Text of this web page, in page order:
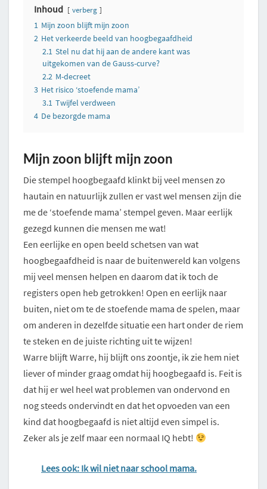
Inhoud verberg
1 Mijn zoon blijft mijn zoon
2 Het verkeerde beeld van hoogbegaafdheid
2.1 Stel nu dat hij aan de andere kant was
uitgekomen van de Gauss-curve?
2.2 M-decreet
3 Het risico ‘stoefende mama’
3.1 Twijfel verdween
4 De bezorgde mama
Mijn zoon blijft mijn zoon
Die stempel hoogbegaafd klinkt bij veel mensen zo
hautain en natuurlijk zullen er vast wel mensen zijn die
me de ‘stoefende mama’ stempel geven. Maar eerlijk
gezegd kunnen die mensen me wat!
Een eerlijke en open beeld schetsen van wat
hoogbegaafdheid is naar de buitenwereld kan volgens
mij veel mensen helpen en daarom dat ik toch de
registers open heb getrokken! Open en eerlijk naar
buiten, niet om te de stoefende mama de spelen, maar
om anderen in dezelfde situatie een hart onder de riem
te steken en de juiste richting uit te wijzen!
Warre blijft Warre, hij blijft ons zoontje, ik zie hem niet
liever of minder graag omdat hij hoogbegaafd is. Feit is
dat hij er wel heel wat problemen van ondervond en
nog steeds ondervindt en dat het opvoeden van een
kind dat hoogbegaafd is niet altijd even simpel is.
Zeker als je zelf maar een normaal IQ hebt!
Lees ook: Ik wil niet naar school mama.